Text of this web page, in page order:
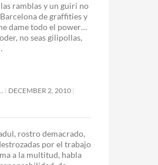
ramblas y un guiri no
de graffities y
dame todo el power…
no seas gilipollas,
DECEMBER 2, 2010
rostro demacrado,
por el trabajo
a la multitud, habla